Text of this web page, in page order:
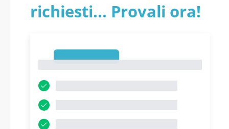
richiesti... Provali ora!